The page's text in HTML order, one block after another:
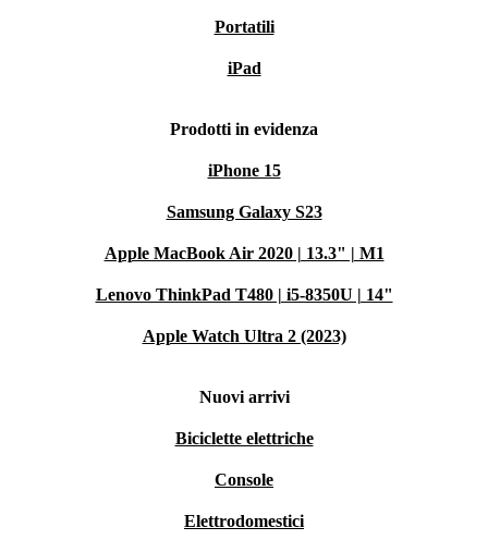
Portatili
iPad
Prodotti in evidenza
iPhone 15
Samsung Galaxy S23
Apple MacBook Air 2020 | 13.3" | M1
Lenovo ThinkPad T480 | i5-8350U | 14"
Apple Watch Ultra 2 (2023)
Nuovi arrivi
Biciclette elettriche
Console
Elettrodomestici